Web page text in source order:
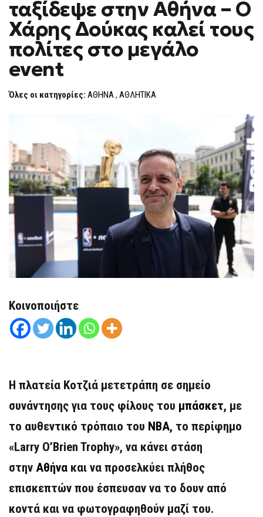
R
M
NBA
ΤΑΞΊΔΕΨΕ
ΣΤΗΝ
ΑΘΉΝΑ
–
Ο
ΧΆΡΗΣ
ΤΟΥΣ
ΠΟΛΊΤΕΣ
ταξίδεψε στην Αθήνα – Ο
Χάρης Δούκας καλεί τους
πολίτες στο μεγάλο
event
Όλες οι κατηγορίες: ΑΘΗΝΑ, ΑΘΛΗΤΙΚΑ
Κοινοποιήστε
Η πλατεία Κοτζιά μετετράπη σε σημείο
συνάντησης για τους φίλους του μπάσκετ, με
το αυθεντικό τρόπαιο του NBA, το περίφημο
«Larry O’Brien Trophy», να κάνει στάση
στην Αθήνα και να προσελκύει πλήθος
επισκεπτών που έσπευσαν να το δουν από
κοντά και να φωτογραφηθούν μαζί του.